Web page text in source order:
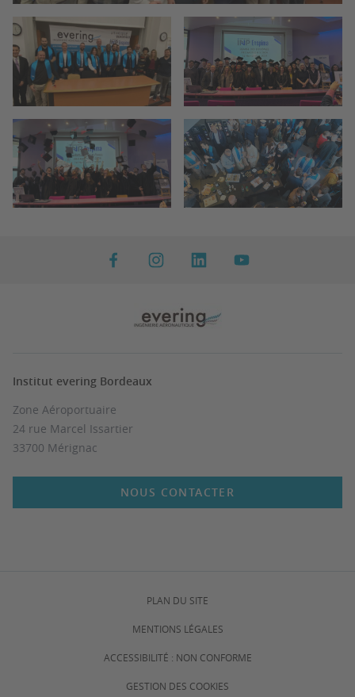
Institut evering Bordeaux
Zone Aéroportuaire
24 rue Marcel Issartier
33700 Mérignac
NOUS CONTACTER
PLAN DU SITE
MENTIONS LÉGALES
ACCESSIBILITÉ : NON CONFORME
GESTION DES COOKIES